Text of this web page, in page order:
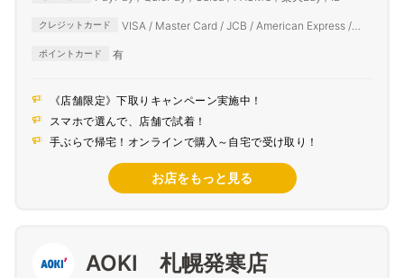
クレジットカード
VISA / Master Card / JCB / American Express /
ポイントカード 有
《店舗限定》下取りキャンペーン実施中！
スマホで選んで、店舗で試着！
手ぶらで帰宅！オンラインで購入～自宅で受け取り！
お店をもっと見る
AOKI 札幌発寒店